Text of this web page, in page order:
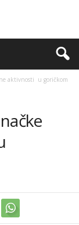
aktivnosti u goričkom